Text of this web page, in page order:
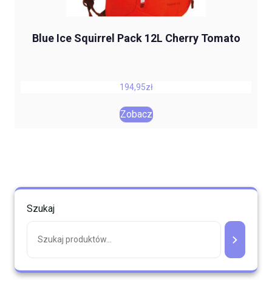
Blue Ice Squirrel Pack 12L Cherry Tomato
194,95zł
Zobacz
Szukaj